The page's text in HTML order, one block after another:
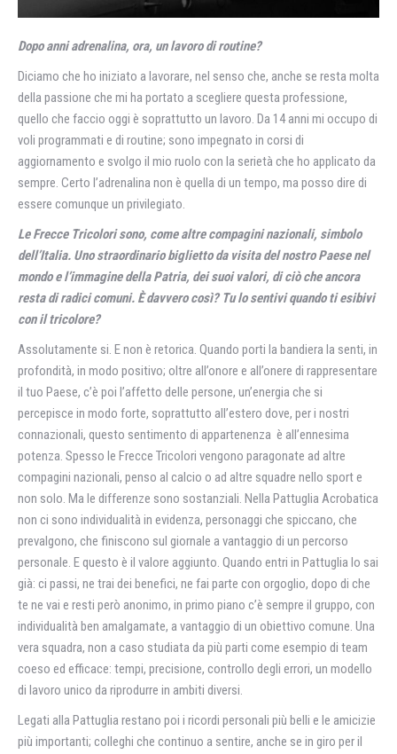
Dopo anni adrenalina, ora, un lavoro di routine?
Diciamo che ho iniziato a lavorare, nel senso che, anche se resta molta
della passione che mi ha portato a scegliere questa professione,
quello che faccio oggi è soprattutto un lavoro. Da 14 anni mi occupo di
voli programmati e di routine; sono impegnato in corsi di
aggiornamento e svolgo il mio ruolo con la serietà che ho applicato da
sempre. Certo l’adrenalina non è quella di un tempo, ma posso dire di
essere comunque un privilegiato.
Le Frecce Tricolori sono, come altre compagini nazionali, simbolo
dell’Italia. Uno straordinario biglietto da visita del nostro Paese nel
mondo e l’immagine della Patria, dei suoi valori, di ciò che ancora
resta di radici comuni. È davvero così? Tu lo sentivi quando ti esibivi
con il tricolore?
Assolutamente si. E non è retorica. Quando porti la bandiera la senti, in
profondità, in modo positivo; oltre all’onore e all’onere di rappresentare
il tuo Paese, c’è poi l’affetto delle persone, un’energia che si
percepisce in modo forte, soprattutto all’estero dove, per i nostri
connazionali, questo sentimento di appartenenza è all’ennesima
potenza. Spesso le Frecce Tricolori vengono paragonate ad altre
compagini nazionali, penso al calcio o ad altre squadre nello sport e
non solo. Ma le differenze sono sostanziali. Nella Pattuglia Acrobatica
non ci sono individualità in evidenza, personaggi che spiccano, che
prevalgono, che finiscono sul giornale a vantaggio di un percorso
personale. E questo è il valore aggiunto. Quando entri in Pattuglia lo sai
già: ci passi, ne trai dei benefici, ne fai parte con orgoglio, dopo di che
te ne vai e resti però anonimo, in primo piano c’è sempre il gruppo, con
individualità ben amalgamate, a vantaggio di un obiettivo comune. Una
vera squadra, non a caso studiata da più parti come esempio di team
coeso ed efficace: tempi, precisione, controllo degli errori, un modello
di lavoro unico da riprodurre in ambiti diversi.
Legati alla Pattuglia restano poi i ricordi personali più belli e le amicizie
più importanti; colleghi che continuo a sentire, anche se in giro per il